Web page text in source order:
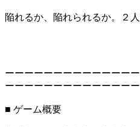
陥れるか、陥れられるか。２
ーーーーーーーーーーーーー
ーーーーーーーーーーーーー
■ ゲーム概要